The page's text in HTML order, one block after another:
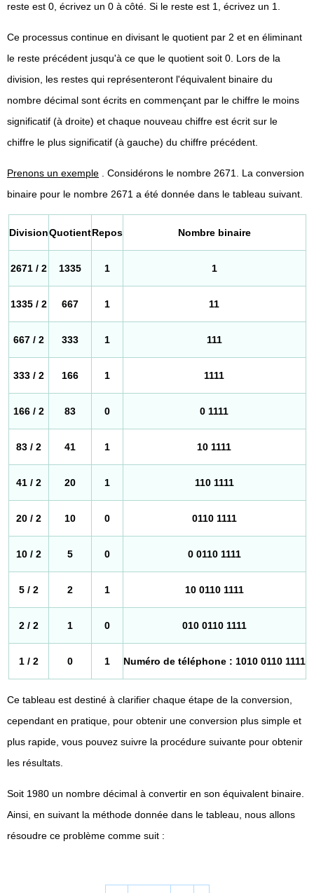
reste est 0, écrivez un 0 à côté. Si le reste est 1, écrivez un 1.
Ce processus continue en divisant le quotient par 2 et en éliminant
le reste précédent jusqu'à ce que le quotient soit 0. Lors de la
division, les restes qui représenteront l'équivalent binaire du
nombre décimal sont écrits en commençant par le chiffre le moins
significatif (à droite) et chaque nouveau chiffre est écrit sur le
chiffre le plus significatif (à gauche) du chiffre précédent.
Prenons un exemple . Considérons le nombre 2671. La conversion
binaire pour le nombre 2671 a été donnée dans le tableau suivant.
DivisionQuotientRepos Nombre binaire
2671 / 2 1335 1 1
1335 / 2 667 1 11
667 / 2 333 1 111
333 / 2 166 1 1111
166 / 2 83 0 0 1111
83 / 2 41 1 10 1111
41 / 2 20 1 110 1111
20 / 2 10 0 0110 1111
10 / 2 5 0 0 0110 1111
5 / 2 2 1 10 0110 1111
2 / 2 1 0 010 0110 1111
1 / 2 0 1 Numéro de téléphone : 1010 0110 1111
Ce tableau est destiné à clarifier chaque étape de la conversion,
cependant en pratique, pour obtenir une conversion plus simple et
plus rapide, vous pouvez suivre la procédure suivante pour obtenir
les résultats.
Soit 1980 un nombre décimal à convertir en son équivalent binaire.
Ainsi, en suivant la méthode donnée dans le tableau, nous allons
résoudre ce problème comme suit :